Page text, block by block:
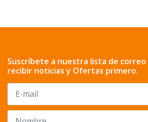
Suscríbete a nuestra lista de
recibir noticias y Ofertas primero.